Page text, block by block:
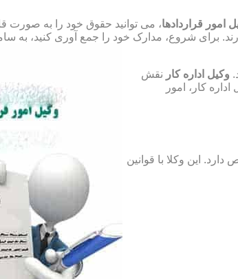
امور قراردادها، می توانید حقوق خود را به صورت
برای شروع، مدارک خود را جمع آوری کنید، به
وکیل اداره کار نقش
کار، امور
این وکلا با قوانین